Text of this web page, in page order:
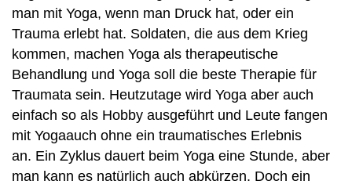
man mit Yoga, wenn man Druck hat, oder ein
Trauma erlebt hat. Soldaten, die aus dem Krieg
kommen, machen Yoga als therapeutische
Behandlung und Yoga soll die beste Therapie für
Traumata sein. Heutzutage wird Yoga aber auch
einfach so als Hobby ausgeführt und Leute fangen
mit Yogaauch ohne ein traumatisches Erlebnis
an. Ein Zyklus dauert beim Yoga eine Stunde, aber
man kann es natürlich auch abkürzen. Doch ein